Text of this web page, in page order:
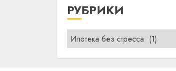
РУБРИКИ
Рубрики